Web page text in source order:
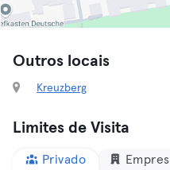
Outros locais
Kreuzberg
Limites de Visita
Privado